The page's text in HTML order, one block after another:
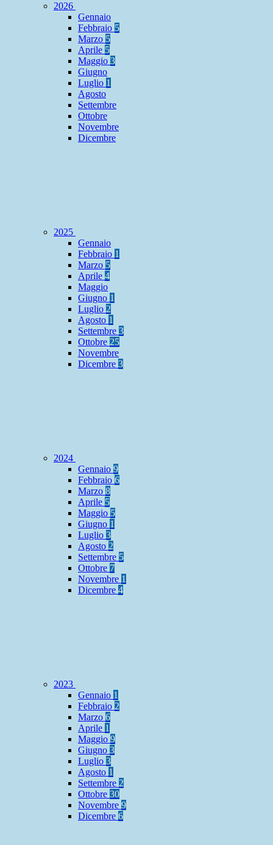
2026
Gennaio
Febbraio 5
Marzo 5
Aprile 5
Maggio 3
Giugno
Luglio 1
Agosto
Settembre
Ottobre
Novembre
Dicembre
2025
Gennaio
Febbraio 1
Marzo 5
Aprile 4
Maggio
Giugno 1
Luglio 2
Agosto 1
Settembre 3
Ottobre 25
Novembre
Dicembre 3
2024
Gennaio 9
Febbraio 6
Marzo 8
Aprile 5
Maggio 5
Giugno 1
Luglio 3
Agosto 2
Settembre 5
Ottobre 7
Novembre 1
Dicembre 4
2023
Gennaio 1
Febbraio 2
Marzo 6
Aprile 1
Maggio 9
Giugno 3
Luglio 3
Agosto 1
Settembre 2
Ottobre 30
Novembre 9
Dicembre 6